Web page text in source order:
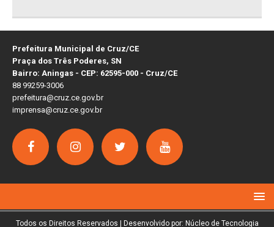
Prefeitura Municipal de Cruz/CE
Praça dos Três Poderes, SN
Bairro: Aningas - CEP: 62595-000 - Cruz/CE
88 99259-3006
prefeitura@cruz.ce.gov.br
imprensa@cruz.ce.gov.br
Todos os Direitos Reservados | Desenvolvido por: Núcleo de Tecnologia